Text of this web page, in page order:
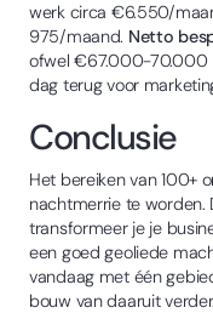
werk circa €6.550/
975/maand. Netto
ofwel €67.000-70.000
dag terug voor
Conclusie
Het bereiken van 100+
nachtmerrie te worden.
transformeer je je
een goed geoliede
vandaag met één
bouw van daaruit verder.